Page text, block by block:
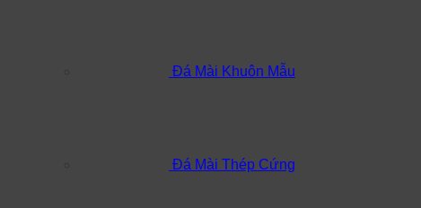
Đá Mài Khuôn Mẫu
Đá Mài Thép Cứng